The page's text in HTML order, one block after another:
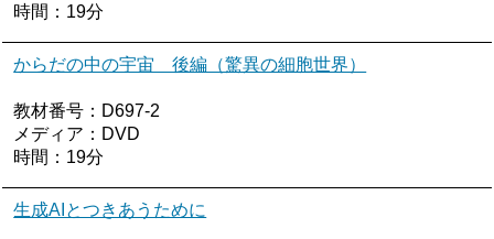
時間：19分
からだの中の宇宙 後編（驚異の細胞世界）
教材番号：D697-2
メディア：DVD
時間：19分
生成AIとつきあうために